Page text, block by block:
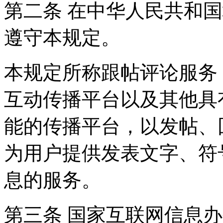
第二条 在中华人民共和
遵守本规定。
本规定所称跟帖评论服
互动传播平台以及其他
能的传播平台，以发帖
为用户提供发表文字、
息的服务。
第三条 国家互联网信息